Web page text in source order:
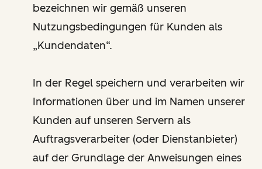
bezeichnen wir gemäß unseren
Nutzungsbedingungen für Kunden als
„Kundendaten“.
In der Regel speichern und verarbeiten wir
Informationen über und im Namen unserer
Kunden auf unseren Servern als
Auftragsverarbeiter (oder Dienstanbieter)
auf der Grundlage der Anweisungen eines